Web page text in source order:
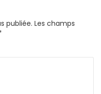
publiée. Les champs